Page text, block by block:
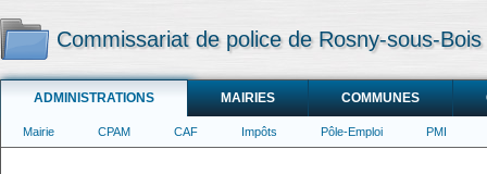
Commissariat de police de Rosny-sous-Bois
ADMINISTRATIONS MAIRIES COMMUNES
Mairie CPAM CAF Impôts Pôle-Emploi PMI